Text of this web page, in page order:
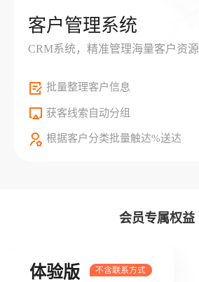
客户管理系统
CRM系统，精准管理海量客户资源
批量整理客户信息
获客线索自动分组
根据客户分类批量触达%送达
会员专属权益
体验版